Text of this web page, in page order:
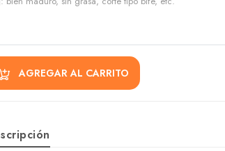
AGREGAR AL CARRITO